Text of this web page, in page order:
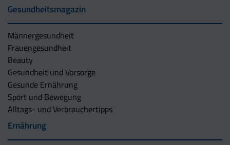
Gesundheitsmagazin
Männergesundheit
Frauengesundheit
Beauty
Gesundheit und Vorsorge
Gesunde Ernährung
Sport und Bewegung
Alltags- und Verbrauchertipps
Ernährung